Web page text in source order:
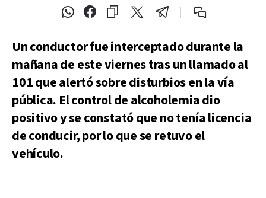
Un conductor fue interceptado durante la
mañana de este viernes tras un llamado al
101 que alertó sobre disturbios en la vía
pública. El control de alcoholemia dio
positivo y se constató que no tenía licencia
de conducir, por lo que se retuvo el
vehículo.